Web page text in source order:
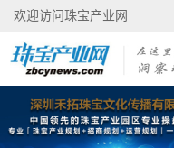
欢迎访问珠宝产业网